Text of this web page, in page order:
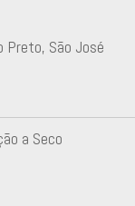
Preto, São José
a Seco